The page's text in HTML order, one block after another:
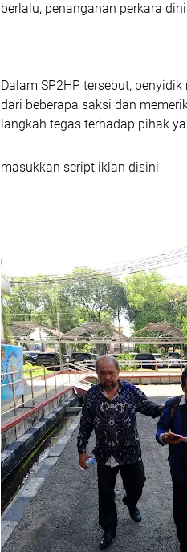
berlalu, penanganan perkara
Dalam SP2HP tersebut,
dari beberapa saksi dan
langkah tegas terhadap pihak
masukkan script iklan disini